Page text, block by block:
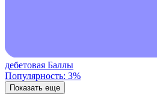
дебетовая Баллы
Популярность: 3%
Показать еще